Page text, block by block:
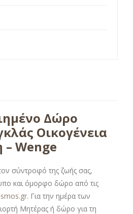
Δώρο
Οικογένεια
Wenge
σύντροφό της ζωής σας,
και όμορφο δώρο από τις
. Για την ημέρα των
Μητέρας ή δώρο για τη